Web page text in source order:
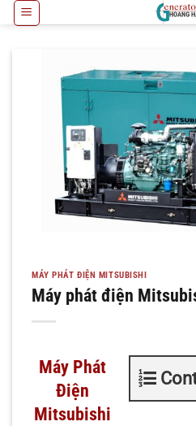
qua
MÁY PHÁT ĐIỆN MITSUBISHI
Máy phát điện
Máy Phát
Điện
Mitsubishi